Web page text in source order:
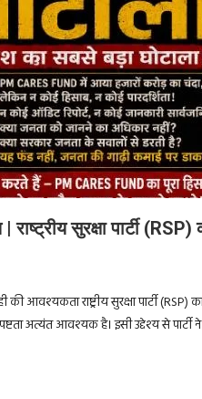
सुरक्षा पार्टी (RSP)
की आवश्यकता राष्ट्रीय सुरक्षा पार्टी
अत्यंत आवश्यक है। इसी उद्देश्य से पार्टी